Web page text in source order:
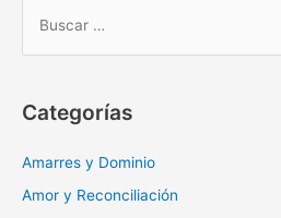
r
Categorías
Amarres y Dominio
Amor y Reconciliación